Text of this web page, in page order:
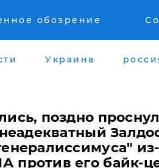
обозрение
Украина
поздно
против его байк-